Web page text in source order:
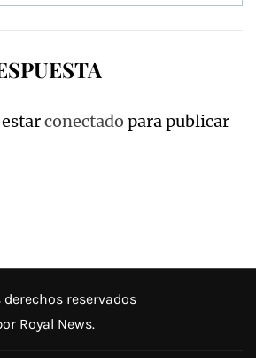
conectado para publicar
reservados
Royal News.